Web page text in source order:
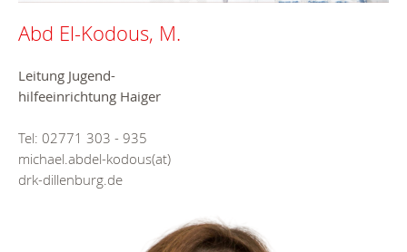
Abd El-Kodous, M.
Leitung Jugend-
hilfeeinrichtung Haiger
Tel: 02771 303 - 935
michael.abdel-kodous(at)
drk-dillenburg.de